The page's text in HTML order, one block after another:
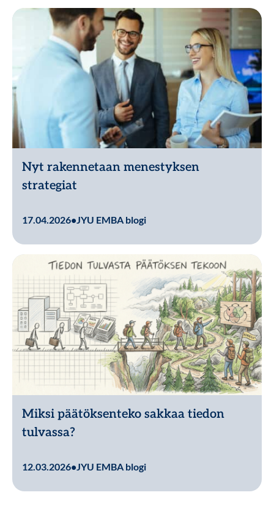
Nyt rakennetaan menestyksen
strategiat
17.04.2026•JYU EMBA blogi
Miksi päätöksenteko sakkaa tiedon
tulvassa?
12.03.2026• JYU EMBA blogi